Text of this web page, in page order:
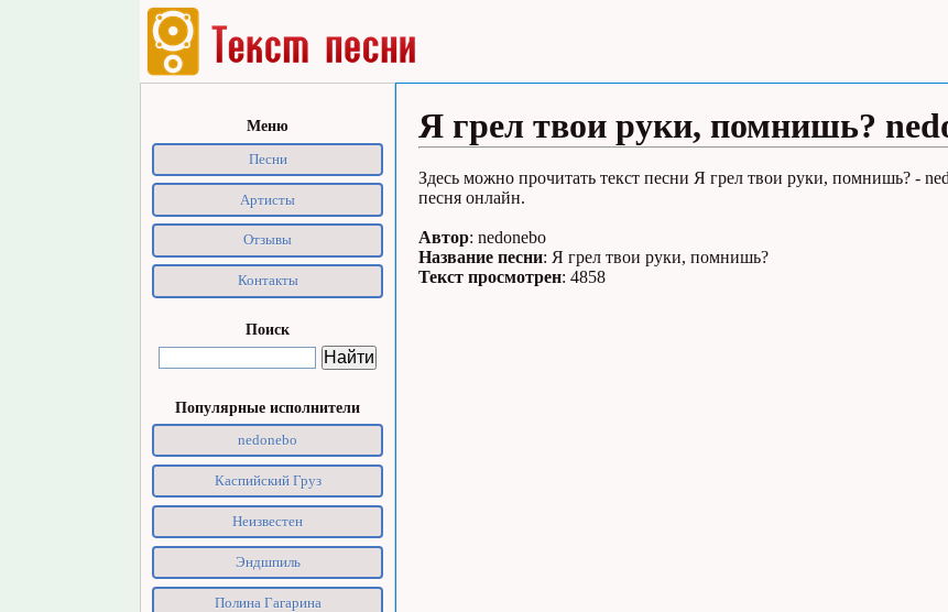
Меню
Песни
Артисты
Отзывы
Контакты
Поиск
Популярные исполнители
nedonebo
Каспийский Груз
Неизвестен
Эндшпиль
Полина Гагарина
Я грел твои руки, помнишь?
Здесь можно прочитать текст песни Я грел твои руки, помнишь? -
песня онлайн.
Автор: nedonebo
Название песни: Я грел твои руки, помнишь?
Текст просмотрен: 4858